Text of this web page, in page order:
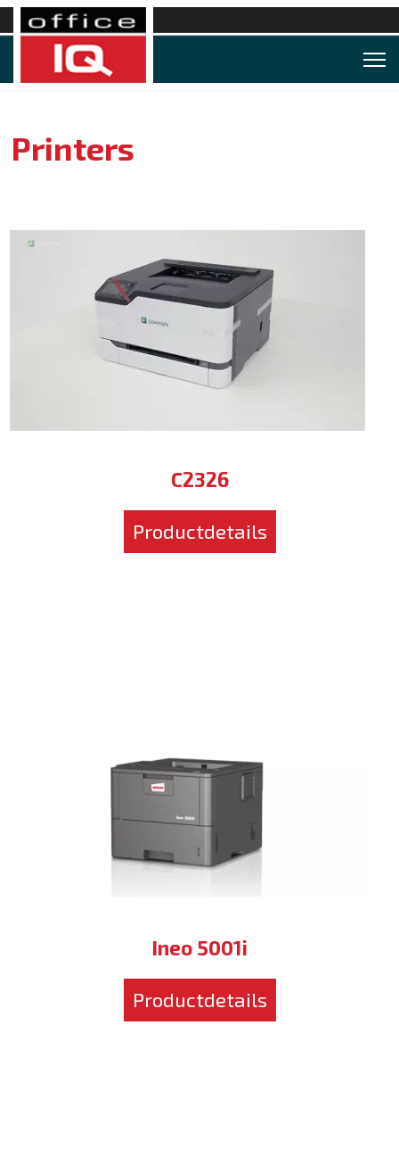
Printers
C2326
Productdetails
Ineo 5001i
Productdetails